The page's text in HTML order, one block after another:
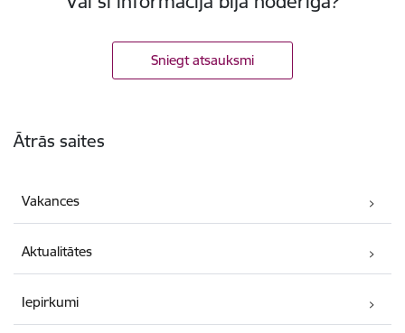
Sniegt atsauksmi
Ātrās saites
Vakances
Aktualitātes
Iepirkumi